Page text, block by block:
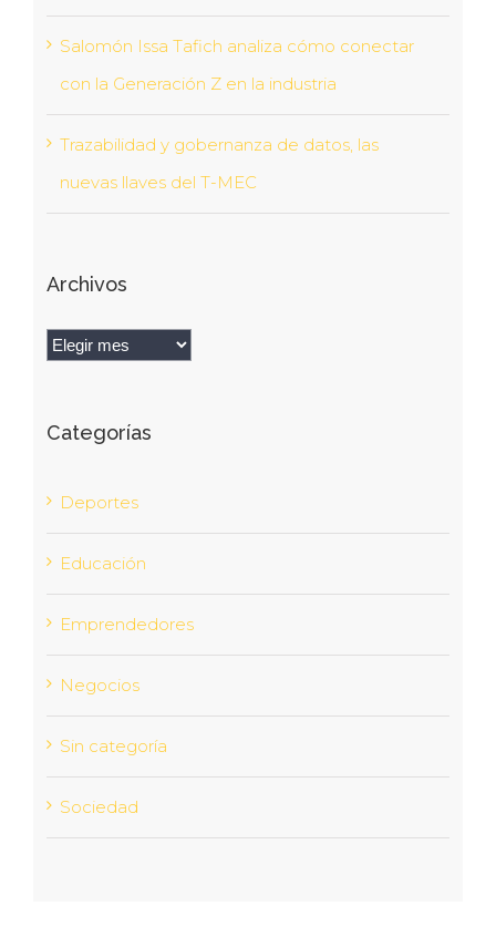
Salomón Issa Tafich analiza cómo conectar
con la Generación Z en la industria
Trazabilidad y gobernanza de datos, las
nuevas llaves del T-MEC
Archivos
Archivos
Categorías
Deportes
Educación
Emprendedores
Negocios
Sin categoría
Sociedad